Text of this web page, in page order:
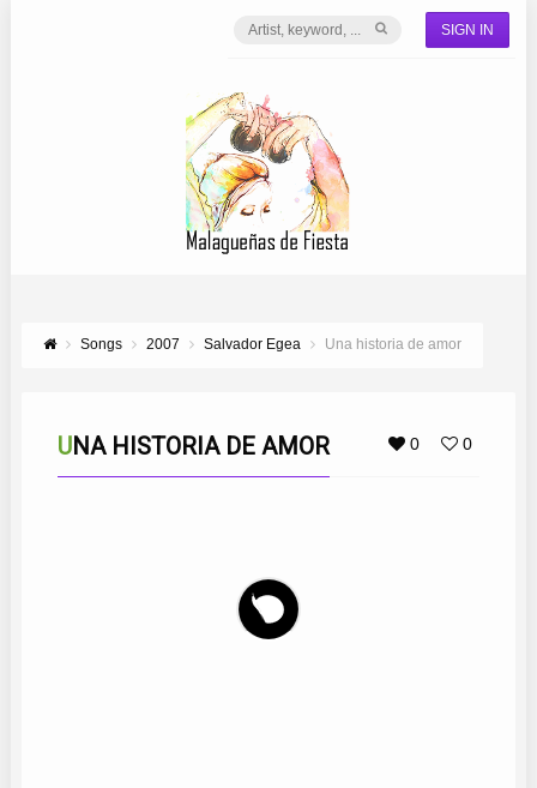
SIGN IN
Songs 2007 Salvador Egea Una historia de amor
0 0
UNA HISTORIA DE AMOR